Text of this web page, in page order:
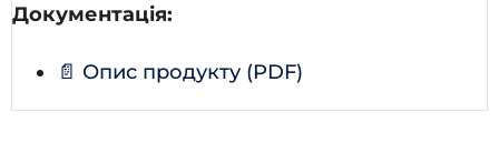
Документація:
📄 Опис продукту (PDF)